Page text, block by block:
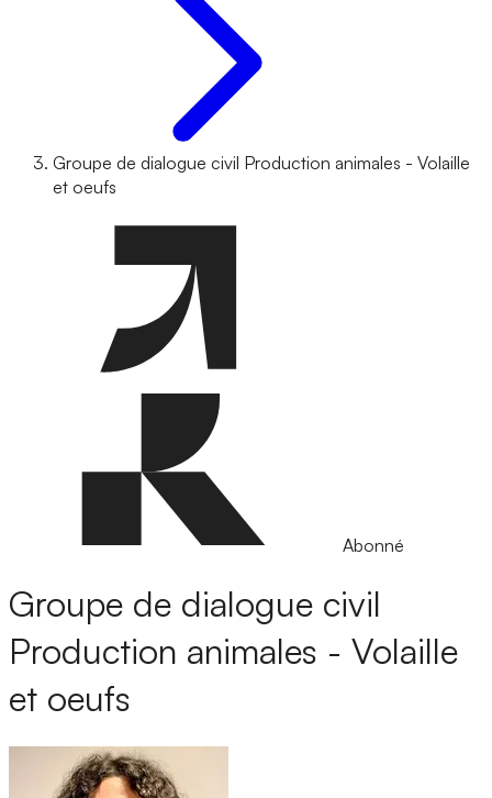
Groupe de dialogue civil Production animales - Volaille
et oeufs
Abonné
Groupe de dialogue civil
Production animales - Volaille
et oeufs